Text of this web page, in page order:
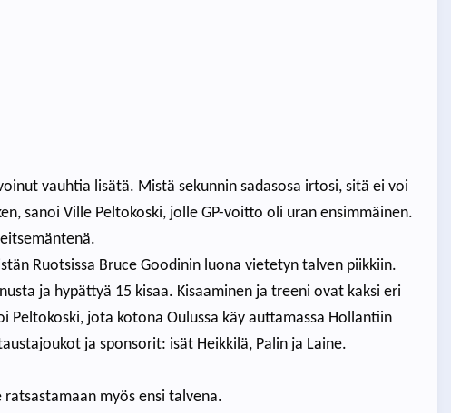
vauhtia lisätä. Mistä sekunnin sadasosa irtosi, sitä ei voi
sanoi Ville Peltokoski, jolle GP-voitto oli uran ensimmäinen.
Ruotsissa Bruce Goodinin luona vietetyn talven piikkiin.
ja hypättyä 15 kisaa. Kisaaminen ja treeni ovat kaksi eri
Peltokoski, jota kotona Oulussa käy auttamassa Hollantiin
ja sponsorit: isät Heikkilä, Palin ja Laine.
myös ensi talvena.